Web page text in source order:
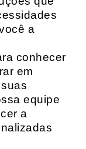
a
conhecer
em
equipe
a